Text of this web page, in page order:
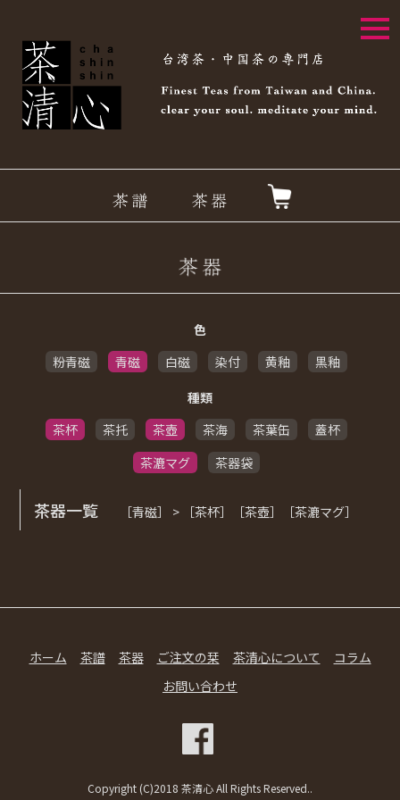
色
粉青磁
青磁 白磁 染付 黄釉
黒釉
種類
茶杯
茶托 茶壺 茶海 茶葉缶
蓋杯
茶漉マグ
茶器袋
茶器一覧 ［青磁］ > ［茶杯］［茶壺］［茶漉マグ］
ホーム 茶譜 茶器 ご注文の栞 茶清心について
コラム
お問い合わせ
Copyright (C)2018 茶清心 All Rights Reserved..